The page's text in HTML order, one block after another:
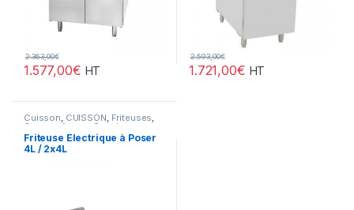
1.577,00€
2.363,00€
HT 1.721,00€
2.593,00€
HT
Cuisson, CUISSON, Friteuses,
Gamme Acces Snack
Snack/Pizza/Sucrée
Friteuse Électrique à Poser
4L / 2x4L